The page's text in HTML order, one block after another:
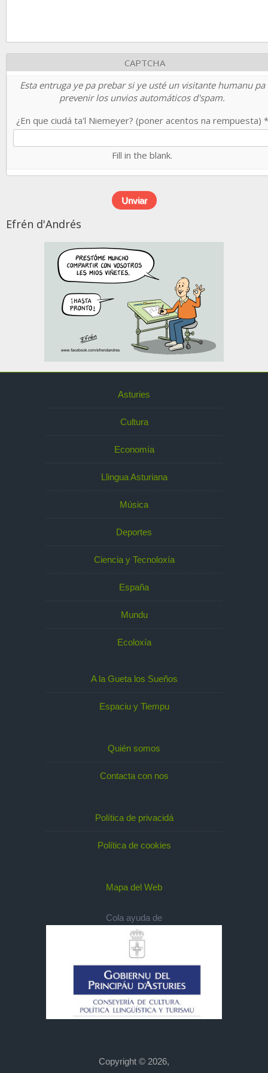
CAPTCHA
Esta entruga ye pa prebar si ye usté un visitante humanu pa
prevenir los unvios automáticos d'spam.
¿En que ciudá ta'l Niemeyer? (poner acentos na rempuesta) *
Fill in the blank.
Efrén d'Andrés
Asturies
Cultura
Economía
Llingua Asturiana
Música
Deportes
Ciencia y Tecnoloxía
España
Mundu
Ecoloxía
A la Gueta los Sueños
Espaciu y Tiempu
Quién somos
Contacta con nos
Política de privacidá
Política de cookies
Mapa del Web
Cola ayuda de
Copyright © 2026,